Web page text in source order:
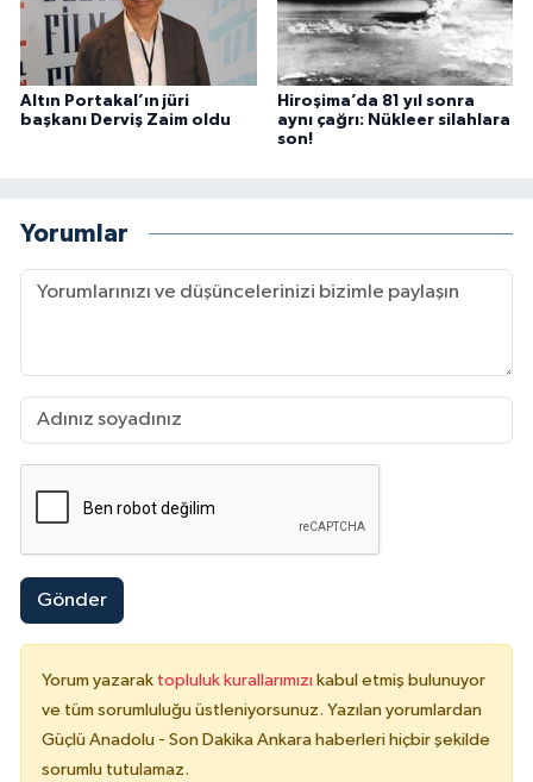
Altın Portakal’ın jüri
başkanı Derviş Zaim oldu
Hiroşima’da 81 yıl sonra
aynı çağrı: Nükleer silahlara
son!
Yorumlar
Gönder
Yorum yazarak topluluk kurallarımızı kabul etmiş bulunuyor
ve tüm sorumluluğu üstleniyorsunuz. Yazılan yorumlardan
Güçlü Anadolu - Son Dakika Ankara haberleri hiçbir şekilde
sorumlu tutulamaz.